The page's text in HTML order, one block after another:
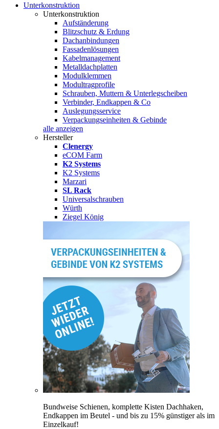
Unterkonstruktion
Unterkonstruktion
Aufständerung
Blitzschutz & Erdung
Dachanbindungen
Fassadenlösungen
Kabelmanagement
Metalldachplatten
Modulklemmen
Modultragprofile
Schrauben, Muttern & Unterlegscheiben
Verbinder, Endkappen & Co
Auslegungsservice
Verpackungseinheiten & Gebinde
alle anzeigen
Hersteller
Clenergy
eCOM Farm
K2 Systems
K2 Systems
Marzari
SL Rack
Universalschrauben
Würth
Ziegel König
Bundweise Schienen, komplette Kisten Dachhaken,
Endkappen im Beutel - und bis zu 15% günstiger als im
Einzelkauf!